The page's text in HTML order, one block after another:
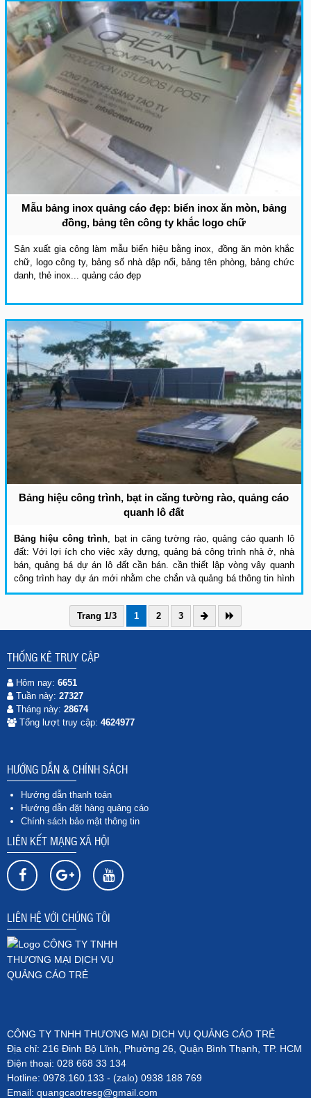
Mẫu bảng inox quảng cáo đẹp: biển inox ăn mòn, bảng
đồng, bảng tên công ty khắc logo chữ
Sản xuất gia công làm mẫu biển hiệu bằng inox, đồng ăn mòn khắc
chữ, logo công ty, bảng số nhà dập nổi, bảng tên phòng, bảng chức
danh, thẻ inox... quảng cáo đẹp
Bảng hiệu công trình, bạt in căng tường rào, quảng cáo
quanh lô đất
Bảng hiệu công trình, bạt in căng tường rào, quảng cáo quanh lô
đất: Với lợi ích cho việc xây dựng, quảng bá công trình nhà ở, nhà
bán, quảng bá dự án lô đất cần bán. cần thiết lập vòng vây quanh
công trình hay dự án mới nhằm che chắn và quảng bá thông tin hình
ảnh.
Trang 1/3 1 2 3
THỐNG KÊ TRUY CẬP
Hôm nay: 6651
Tuần này: 27327
Tháng này: 28674
Tổng lượt truy cập: 4624977
HƯỚNG DẪN & CHÍNH SÁCH
Hướng dẫn thanh toán
Hướng dẫn đặt hàng quảng cáo
Chính sách bảo mật thông tin
LIÊN KẾT MẠNG XÃ HỘI
LIÊN HỆ VỚI CHÚNG TÔI
CÔNG TY TNHH THƯƠNG MẠI DỊCH VỤ QUẢNG CÁO TRẺ
Địa chỉ: 216 Đinh Bộ Lĩnh, Phường 26, Quận Bình Thạnh, TP. HCM
Điện thoại: 028 668 33 134
Hotline: 0978.160.133 - (zalo) 0938 188 769
Email: quangcaotresg@gmail.com